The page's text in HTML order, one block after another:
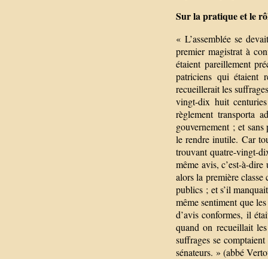
Sur la pratique et le
« L’assemblée se
premier magistrat à
étaient pareillement
patriciens qui étaient
recueillerait les
vingt-dix huit
règlement transporta
gouvernement ; et
le rendre inutile. Car
trouvant quatre-vingt-
même avis, c’est-à-
alors la première classe
publics ; et s’il
même sentiment que
d’avis conformes, il
quand on recueillait
suffrages se
sénateurs. » (abbé